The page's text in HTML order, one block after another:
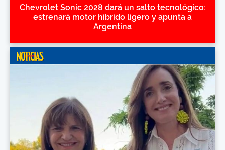
Chevrolet Sonic 2028 dará un salto tecnológico:
estrenará motor híbrido ligero y apunta a
Argentina